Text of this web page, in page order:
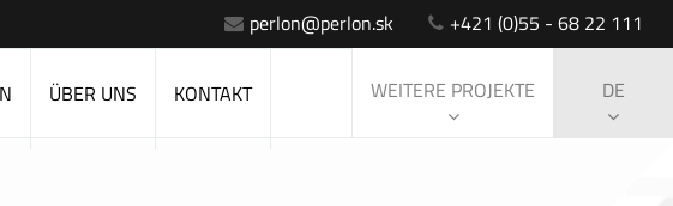
perlon@perlon.sk +421 (0)55 - 68 22 111
ÜBER UNS KONTAKT WEITERE PROJEKTE DE